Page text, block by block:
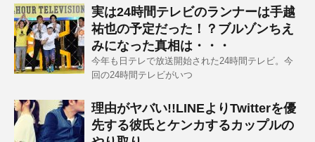
実は24時間テレビのランナーは手越
祐也の予定だった！？ブルゾンちえ
みになった真相は・・・
今年も日テレで放送開始された24時間テレビ。今
回の24時間テレビがいつ
理由がヤバい!!LINEよりTwitterを優
先する彼氏とケンカするカップルの